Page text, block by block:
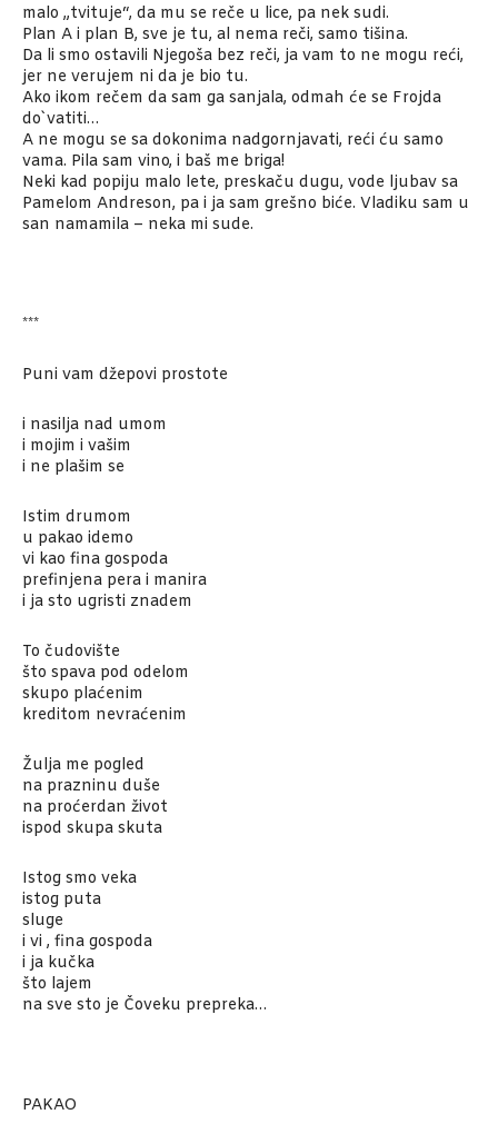
malo „tvituje“, da mu se reče u lice, pa nek sudi.
Plan A i plan B, sve je tu, al nema reči, samo tišina.
Da li smo ostavili Njegoša bez reči, ja vam to ne mogu reći,
jer ne verujem ni da je bio tu.
Ako ikom rečem da sam ga sanjala, odmah će se Frojda
do`vatiti…
A ne mogu se sa dokonima nadgornjavati, reći ću samo
vama. Pila sam vino, i baš me briga!
Neki kad popiju malo lete, preskaču dugu, vode ljubav sa
Pamelom Andreson, pa i ja sam grešno biće. Vladiku sam u
san namamila – neka mi sude.
***
Puni vam džepovi prostote
i nasilja nad umom
i mojim i vašim
i ne plašim se
Istim drumom
u pakao idemo
vi kao fina gospoda
prefinjena pera i manira
i ja sto ugristi znadem
To čudovište
što spava pod odelom
skupo plaćenim
kreditom nevraćenim
Žulja me pogled
na prazninu duše
na proćerdan život
ispod skupa skuta
Istog smo veka
istog puta
sluge
i vi , fina gospoda
i ja kučka
što lajem
na sve sto je Čoveku prepreka…
PAKAO